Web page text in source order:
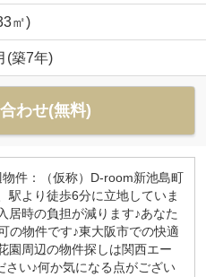
㎡)
(築7年)
わせ(無料)
件：（仮称）D-room新池島町
駅より徒歩6分に立地していま
居時の負担が減ります♪あなた
の物件です♪東大阪市での快適
園周辺の物件探しは関西エー
さい♪何か気になる点がござい